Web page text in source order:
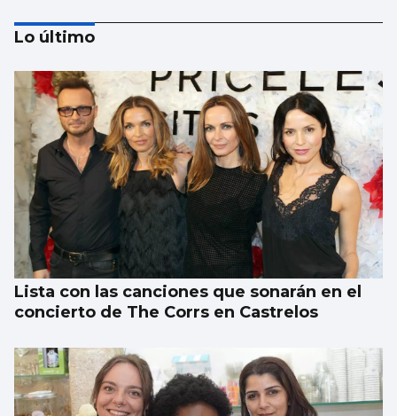
Rueda inaugura el ‘MercaTea’ como
mercado de excelencia
Lo último
Lista con las canciones que sonarán en el
concierto de The Corrs en Castrelos